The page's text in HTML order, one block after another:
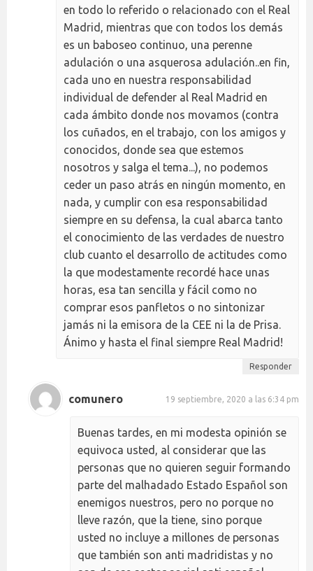
en todo lo referido o relacionado con el Real
Madrid, mientras que con todos los demás
es un baboseo continuo, una perenne
adulación o una asquerosa adulación..en fin,
cada uno en nuestra responsabilidad
individual de defender al Real Madrid en
cada ámbito donde nos movamos (contra
los cuñados, en el trabajo, con los amigos y
conocidos, donde sea que estemos
nosotros y salga el tema...), no podemos
ceder un paso atrás en ningún momento, en
nada, y cumplir con esa responsabilidad
siempre en su defensa, la cual abarca tanto
el conocimiento de las verdades de nuestro
club cuanto el desarrollo de actitudes como
la que modestamente recordé hace unas
horas, esa tan sencilla y fácil como no
comprar esos panfletos o no sintonizar
jamás ni la emisora de la CEE ni la de Prisa.
Ánimo y hasta el final siempre Real Madrid!
Responder
comunero 19 septiembre, 2020 a las 6:34 pm
Buenas tardes, en mi modesta opinión se
equivoca usted, al considerar que las
personas que no quieren seguir formando
parte del malhadado Estado Español son
enemigos nuestros, pero no porque no
lleve razón, que la tiene, sino porque
usted no incluye a millones de personas
que también son anti madridistas y no